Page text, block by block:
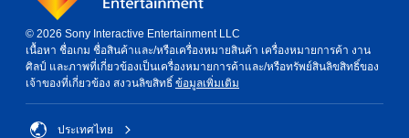
© 2026 Sony Interactive Entertainment LLC
เนื้อหา ชื่อเกม ชื่อสินค้าและ/หรือเครื่องหมายสินค้า เครื่องหมายการค้า งาน
ศิลป์ และภาพที่เกี่ยวข้องเป็นเครื่องหมายการค้าและ/หรือทรัพย์สินลิขสิทธิ์ของ
เจ้าของที่เกี่ยวข้อง สงวนลิขสิทธิ์ ข้อมูลเพิ่มเติม
ประเทศไทย